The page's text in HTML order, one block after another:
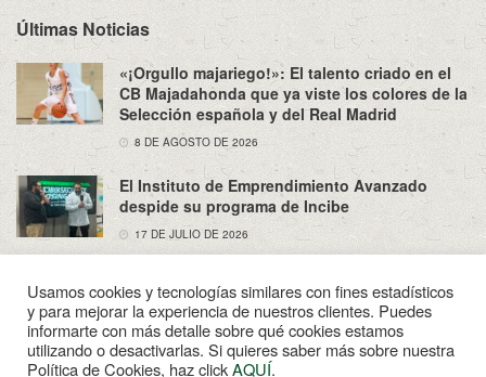
Últimas Noticias
«¡Orgullo majariego!»: El talento criado en el
CB Majadahonda que ya viste los colores de la
Selección española y del Real Madrid
8 DE AGOSTO DE 2026
El Instituto de Emprendimiento Avanzado
despide su programa de Incibe
17 DE JULIO DE 2026
Sobre Nosotros Política de Privacidad
Aviso Legal
Contacto
Usamos cookies y tecnologías similares con fines estadísticos
y para mejorar la experiencia de nuestros clientes. Puedes
informarte con más detalle sobre qué cookies estamos
utilizando o desactivarlas. Si quieres saber más sobre nuestra
Política de Cookies, haz clickAQUÍ.